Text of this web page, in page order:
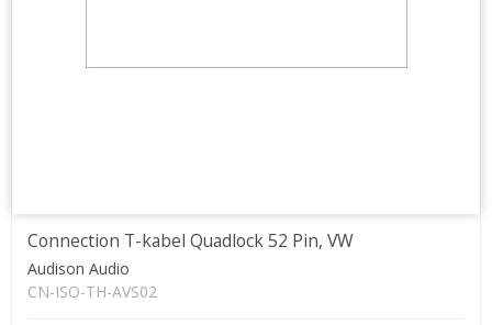
Connection T-kabel Quadlock 52 Pin, VW
Audison Audio
CN-ISO-TH-AVS02